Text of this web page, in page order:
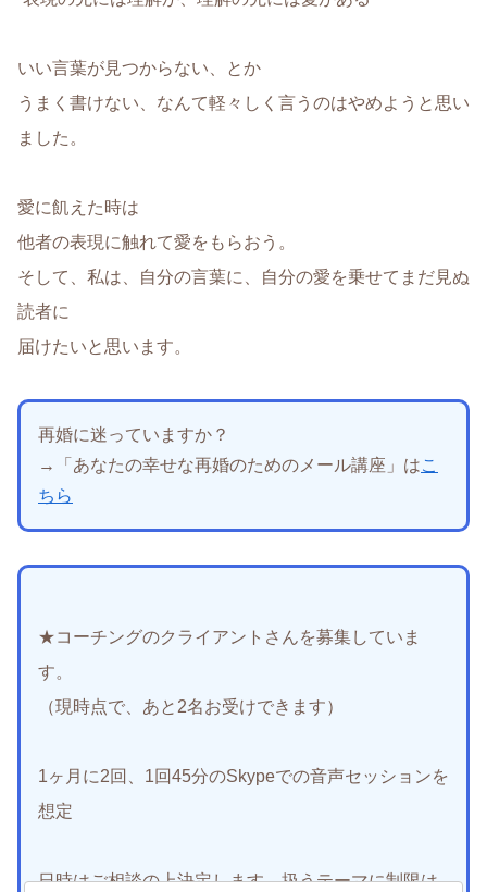
いい言葉が見つからない、とか
うまく書けない、なんて軽々しく言うのはやめようと思い
ました。
愛に飢えた時は
他者の表現に触れて愛をもらおう。
そして、私は、自分の言葉に、自分の愛を乗せてまだ見ぬ
読者に
届けたいと思います。
再婚に迷っていますか？
→「あなたの幸せな再婚のためのメール講座」はこ
ちら
★コーチングのクライアントさんを募集していま
す。
（現時点で、あと2名お受けできます）
1ヶ月に2回、1回45分のSkypeでの音声セッションを
想定
日時はご相談の上決定します。扱うテーマに制限は